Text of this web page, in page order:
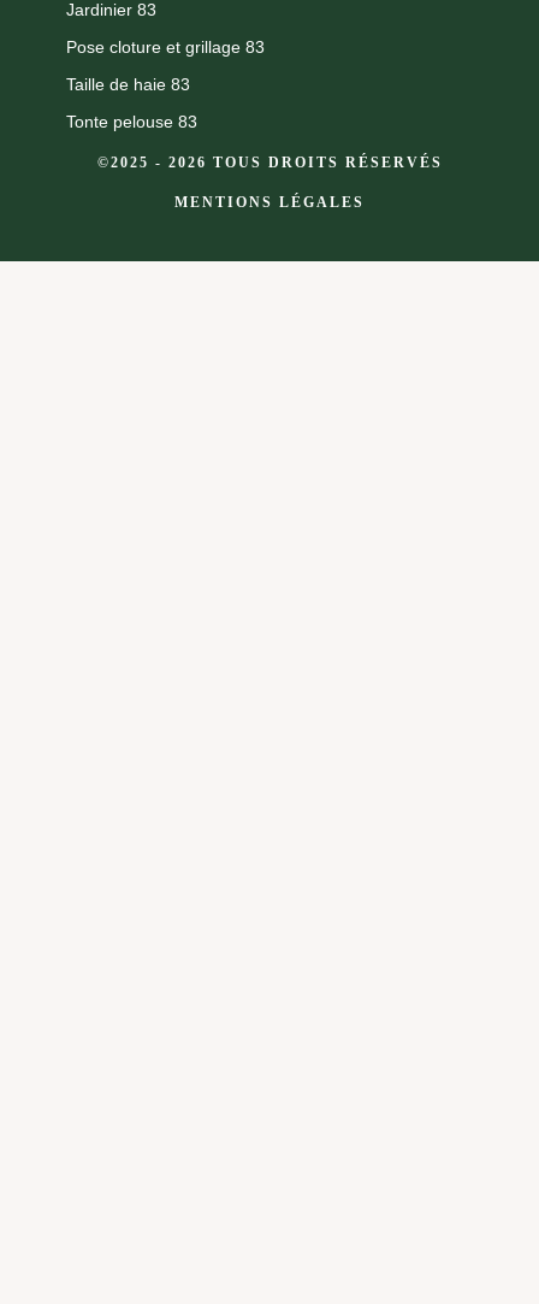
Jardinier 83
Pose cloture et grillage 83
Taille de haie 83
Tonte pelouse 83
©2025 - 2026 TOUS DROITS RÉSERVÉS
MENTIONS LÉGALES